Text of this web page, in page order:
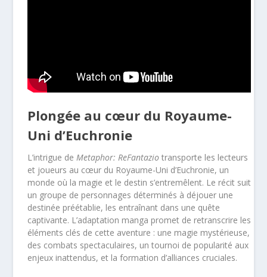
Plongée au cœur du Royaume-
Uni d’Euchronie
L’intrigue deMetaphor: ReFantazio transporte les lecteurs
et joueurs au cœur du Royaume-Uni d’Euchronie, un
monde où la magie et le destin s’entremêlent. Le récit suit
un groupe de personnages déterminés à déjouer une
destinée préétablie, les entraînant dans une quête
captivante. L’adaptation manga promet de retranscrire les
éléments clés de cette aventure : une magie mystérieuse,
des combats spectaculaires, un tournoi de popularité aux
enjeux inattendus, et la formation d’alliances cruciales.